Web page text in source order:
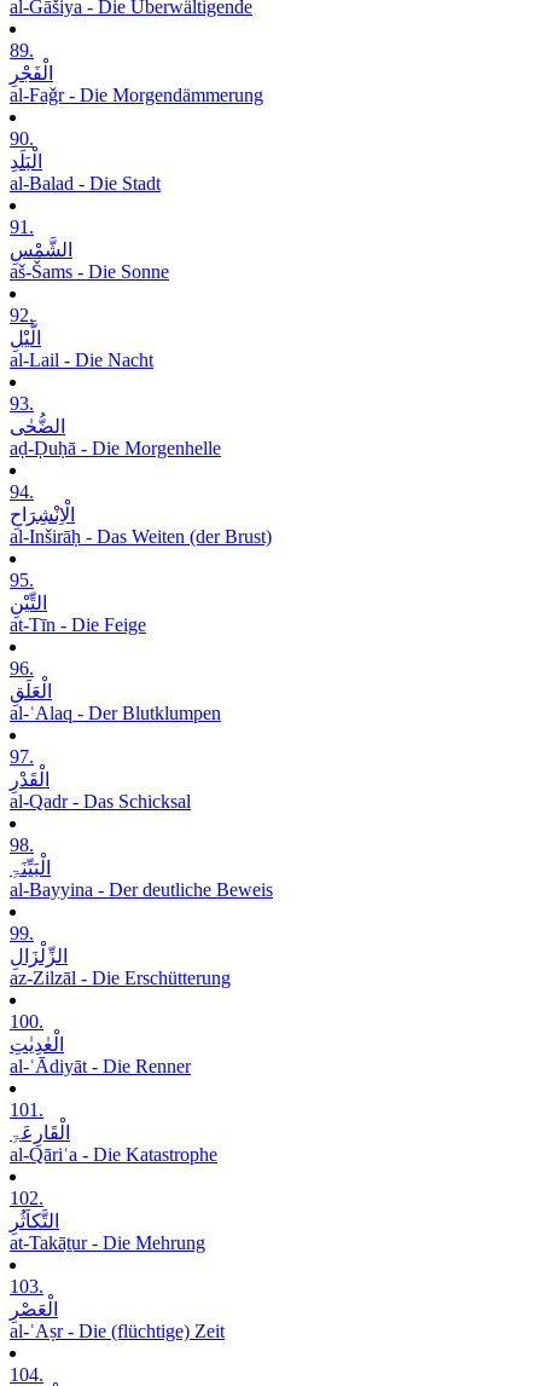
al-Ġāšiya - Die Überwältigende
89.
الْفَجْرِ
al-Faǧr - Die Morgendämmerung
90.
الْبَلَدِ
al-Balad - Die Stadt
91.
الشَّمْسِ
aš-Šams - Die Sonne
92.
الَّیْلِ
al-Lail - Die Nacht
93.
الضُّحٰی
aḍ-Ḍuḥā - Die Morgenhelle
94.
الْاِنْشِرَاحِ
al-Inširāḥ - Das Weiten (der Brust)
95.
التِّیْنِ
at-Tīn - Die Feige
96.
الْعَلَقِ
al-ʿAlaq - Der Blutklumpen
97.
الْقَدْرِ
al-Qadr - Das Schicksal
98.
الْبَیِّنَۃِ
al-Bayyina - Der deutliche Beweis
99.
الزِّلْزَالِ
az-Zilzāl - Die Erschütterung
100.
الْعٰدِیٰتِ
al-ʿĀdiyāt - Die Renner
101.
الْقَارِعَۃِ
al-Qāriʿa - Die Katastrophe
102.
التَّکاَثُرِ
at-Takāṯur - Die Mehrung
103.
الْعَصْرِ
al-ʿAṣr - Die (flüchtige) Zeit
104.